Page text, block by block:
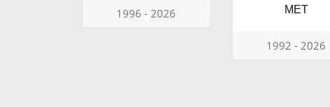
1996 - 2026
MET
1992 - 2026